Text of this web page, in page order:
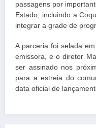
passagens por
Estado, incluindo a
integrar a grade de
A parceria foi selada
emissora, e o diretor
ser assinado nos
para a estreia do
data oficial de